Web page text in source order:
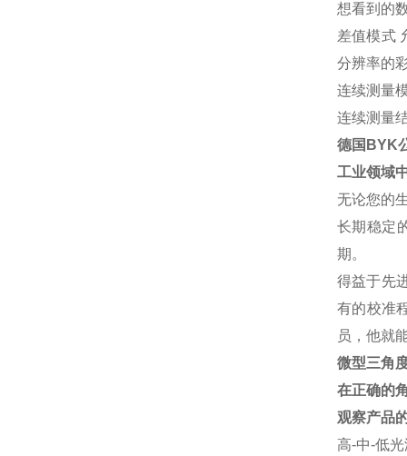
想看到的
差值模式
分辨率的
连续测量
连续测量
德国BYK
工业领域
无论您的
长期稳定
期。
得益于先
有的校准
员，他就
微型三角
在正确的
观察产品
高-中-低